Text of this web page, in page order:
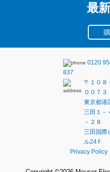
最
0120
837
〒１０８
００７３
東京都港
三田１－
－２８
三田国際
ル24Ｆ
Privacy Policy